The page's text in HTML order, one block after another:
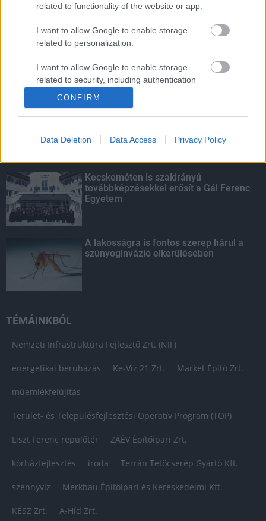
related to functionality of the website or app.
I want to allow Google to enable storage
related to personalization.
I want to allow Google to enable storage
related to security, including authentication
CONFIRM
Data Deletion Data Access Privacy Policy
Amire többmillióan vártunk: szombattól
másodfokúra csökken a riasztás
KIEMELT
Megérkezett az eső a Duna
Kecskeméten is szakirányú
továbbképzésekkel erősít a Gál Ferenc
Egyetem
A lakosságra is fontos szerep hárul a
szúnyoginvázió elkerülésében
TÉMÁINKBÓL
Nemzeti Infrastruktúra Fejlesztő Zrt. (NIF)
energetikai beruházás Ke-Víz 21 Zrt. Market Építő Zrt.
műemlékfelújítás
Terület- és Településfejlesztési Operatív Program (TOP)
Liszt Ferenc repülőtér ZÁÉV Építőipari Zrt.
kórházfejlesztés iroda Terrán Tetőcserép Gyártó Kft.
szennyvíz Merkbau Építőipari és Kereskedelmi Kft.
KÉSZ Zrt. A-Híd Zrt.